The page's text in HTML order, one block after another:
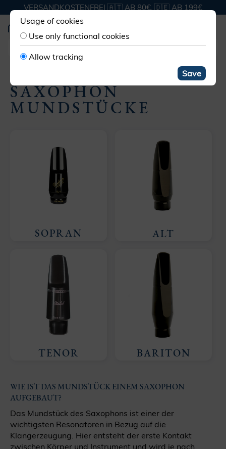
VERSANDKOSTENFREI 🇦🇹 AB 80€, 🇩🇪 AB 199€
MUNDSTÜCKE SAXOPHON
SAXOPHON
MUNDSTÜCKE
SOPRAN ALT
TENOR BARITON
WIE IST DAS MUNDSTÜCK EINEM SAXOPHON
AUFGEBAUT?
Das Mundstück des Saxophons ist einer der
wichtigsten Resonatoren in Bezug auf die
Klangerzeugung. Hier entsteht der erste Kontakt
zwischen Körper und Instrument und wird je nach
Usage of cookies
Use only functional cookies
Allow tracking
Save